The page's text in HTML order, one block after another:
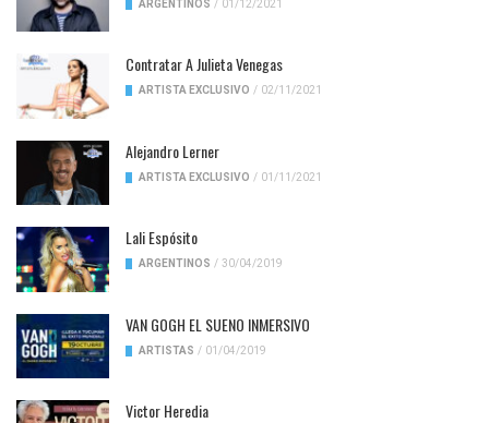
ARGENTINOS / 01/12/2021
Contratar A Julieta Venegas
ARTISTA EXCLUSIVO / 02/11/2021
Alejandro Lerner
ARTISTA EXCLUSIVO / 01/11/2021
Lali Espósito
ARGENTINOS / 30/04/2019
VAN GOGH EL SUENO INMERSIVO
ARTISTAS / 01/04/2019
Victor Heredia